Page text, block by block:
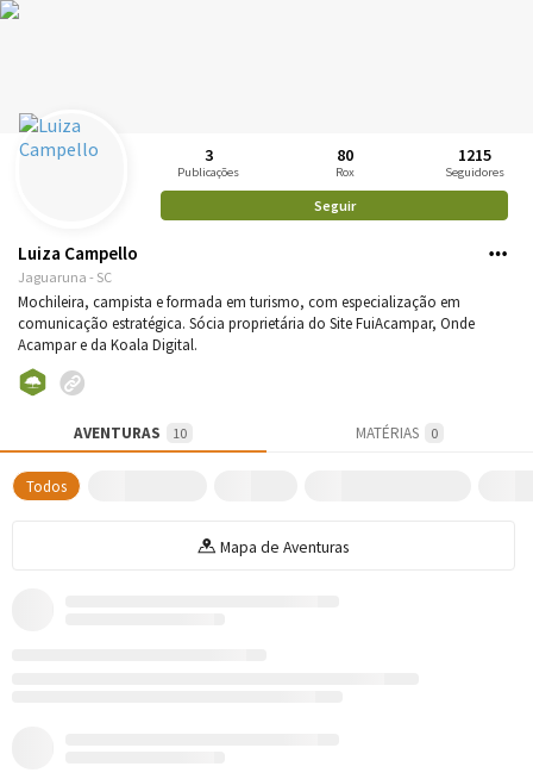
3
Publicações
80
Rox
1215
Seguidores
Seguir
Luiza Campello
Jaguaruna - SC
Mochileira, campista e formada em turismo, com especialização em
comunicação estratégica. Sócia proprietária do Site FuiAcampar, Onde
Acampar e da Koala Digital.
AVENTURAS 10 MATÉRIAS 0
Todos
Mapa de Aventuras